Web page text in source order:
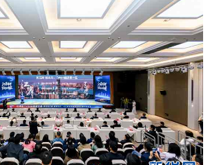
视频 政务
中央文件 金融 汽车
人居 信息化 数字经济
乡村振兴 银龄 溯源中国
旅游 能源 会展
娱乐 时尚 悦读